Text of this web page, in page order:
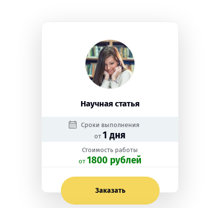
Научная статья
Сроки выполнения
от 1 дня
Стоимость работы
oт 1800 рублей
Заказать